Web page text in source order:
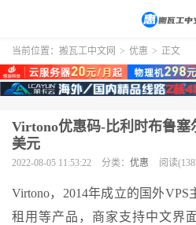
当前位置： 搬瓦工中文网 > 优惠 > 正文
Virtono优惠码-比利时布鲁塞
美元
2022-08-05 11:53:22 分类： 优惠 阅读
Virtono，2014年成立的国外
租用等产品，商家支持中文界